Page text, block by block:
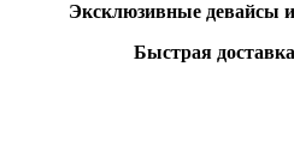
Эксклюзивные девайсы
Быстрая